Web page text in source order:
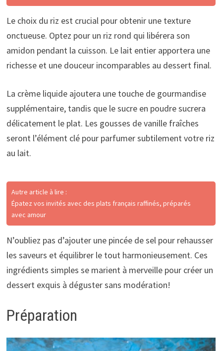
Le choix du riz est crucial pour obtenir une texture
onctueuse. Optez pour un riz rond qui libérera son
amidon pendant la cuisson. Le lait entier apportera une
richesse et une douceur incomparables au dessert final.
La crème liquide ajoutera une touche de gourmandise
supplémentaire, tandis que le sucre en poudre sucrera
délicatement le plat. Les gousses de vanille fraîches
seront l’élément clé pour parfumer subtilement votre riz
au lait.
Autre article à lire :
Épatez vos invités avec des plats français raffinés, préparés
avec amour
N’oubliez pas d’ajouter une pincée de sel pour rehausser
les saveurs et équilibrer le tout harmonieusement. Ces
ingrédients simples se marient à merveille pour créer un
dessert exquis à déguster sans modération!
Préparation